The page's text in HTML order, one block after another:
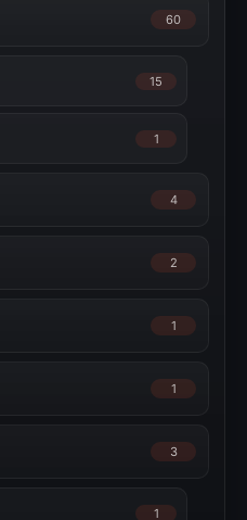
60
15
1
4
2
1
1
3
1